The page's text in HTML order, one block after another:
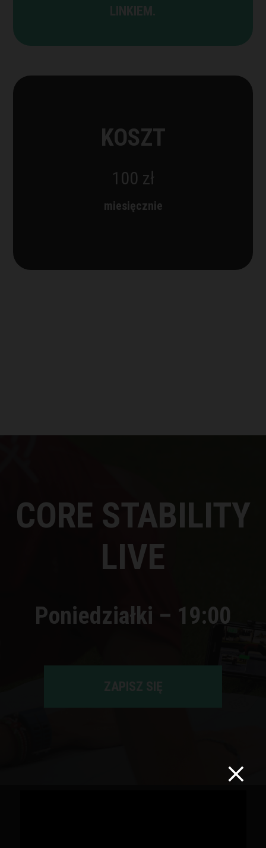
LINKIEM.
KOSZT
100 zł
miesięcznie
CORE STABILITY
LIVE
Poniedziałki – 19:00
ZAPISZ SIĘ